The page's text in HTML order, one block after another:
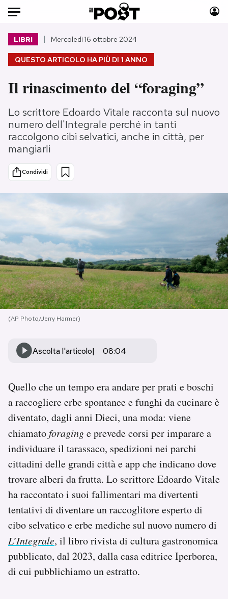
Auto
HOME
Italia
Politica
Tecnologia
Internet
Cultura
Sport
Moda
Consumismi
Storie/Idee
NEWSLETTER
I MIEI PREFERITI
SHOP
CALENDARIO
AREA PERSONALE
Area Personale
Newsletter
Notifiche mobile
Regala il Post
Hai bisogno di aiuto?
QUESTO ARTICOLO HA PIÙ DI 1 ANNO
LIBRI Mercoledì 16 ottobre 2024
Il rinascimento del “foraging”
Lo scrittore Edoardo Vitale racconta sul nuovo
numero dell'Integrale perché in tanti
raccolgono cibi selvatici, anche in città, per
mangiarli
Condividi
(AP Photo/Jerry Harmer)
Ascolta l'articolo 08:04
Quello che un tempo era andare per prati e boschi
a raccogliere erbe spontanee e funghi da cucinare è
diventato, dagli anni Dieci, una moda: viene
chiamatoforaginge prevede corsi per imparare a
individuare il tarassaco, spedizioni nei parchi
cittadini delle grandi città e app che indicano dove
trovare alberi da frutta. Lo scrittore Edoardo Vitale
ha raccontato i suoi fallimentari ma divertenti
tentativi di diventare un raccoglitore esperto di
cibo selvatico e erbe mediche sul nuovo numero di
L’Integrale, il libro rivista di cultura gastronomica
pubblicato, dal 2023, dalla casa editrice Iperborea,
di cui pubblichiamo un estratto.